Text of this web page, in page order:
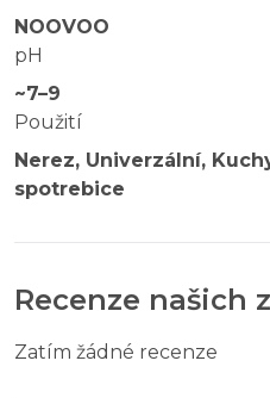
NOOVOO
pH
~7–9
Použití
Nerez, Univerzální,
spotrebice
Recenze našich
Zatím žádné recenze